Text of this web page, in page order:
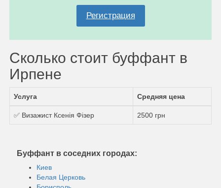
Регистрация
Сколько стоит буффант в
Ирпене
Услуга Средняя цена
✅ Визажист Ксенія Фізер 2500 грн
Буффант в соседних городах:
Киев
Белая Церковь